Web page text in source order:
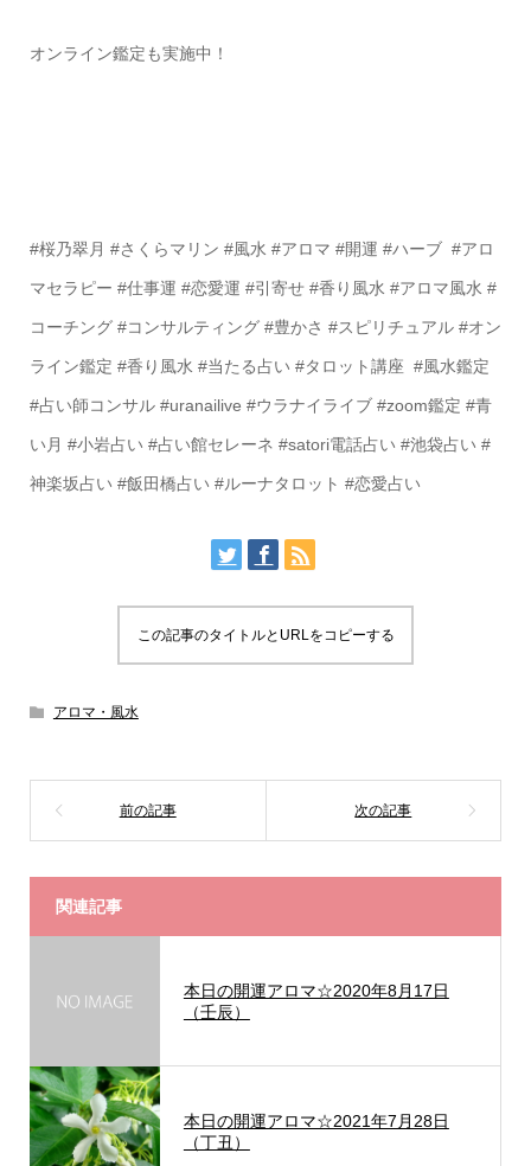
オンライン鑑定も実施中！
#桜乃翠月 #さくらマリン #風水 #アロマ #開運 #ハーブ #アロ
マセラピー #仕事運 #恋愛運 #引寄せ #香り風水 #アロマ風水 #
コーチング #コンサルティング #豊かさ #スピリチュアル #オン
ライン鑑定 #香り風水 #当たる占い #タロット講座 #風水鑑定
#占い師コンサル #uranailive #ウラナイライブ #zoom鑑定 #青
い月 #小岩占い #占い館セレーネ #satori電話占い #池袋占い #
神楽坂占い #飯田橋占い #ルーナタロット #恋愛占い
この記事のタイトルとURLをコピーする
アロマ・風水
関連記事
本日の開運アロマ☆2020年8月17日
（壬辰）
本日の開運アロマ☆2021年7月28日
（丁丑）